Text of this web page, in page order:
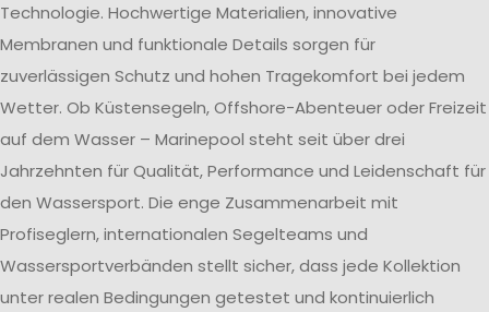
Technologie. Hochwertige Materialien, innovative
Membranen und funktionale Details sorgen für
zuverlässigen Schutz und hohen Tragekomfort bei jedem
Wetter. Ob Küstensegeln, Offshore-Abenteuer oder Freizeit
auf dem Wasser – Marinepool steht seit über drei
Jahrzehnten für Qualität, Performance und Leidenschaft für
den Wassersport. Die enge Zusammenarbeit mit
Profiseglern, internationalen Segelteams und
Wassersportverbänden stellt sicher, dass jede Kollektion
unter realen Bedingungen getestet und kontinuierlich